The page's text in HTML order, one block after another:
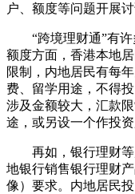
户、额度等问题开展讨
“跨境理财通”有
额度方面，香港本地
限制，内地居民有每
费、留学用途，不得
涉及金额较大，汇款
途，或另设一个作投
再如，银行理财
地银行销售银行理财
像）要求。内地居民